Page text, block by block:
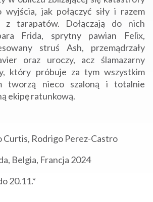
wyjścia, jak połączyć siły i razem
z tarapatów. Dołączają do nich
Frida, sprytny pawian Felix,
struś Ash, przemądrzały
oraz uroczy, acz ślamazarny
który próbuje za tym wszystkim
tworzą nieco szaloną i totalnie
ekipę ratunkową.
Curtis, Rodrigo Perez-Castro
Belgia, Francja 2024
20.11.*